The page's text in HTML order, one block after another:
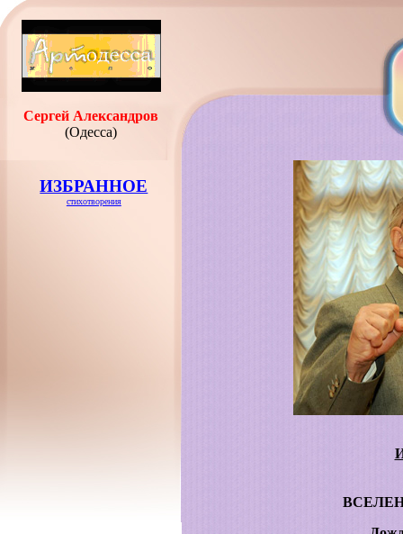
Сергей Александров
(Одесса)
ИЗБРАННОЕ
стихотворения